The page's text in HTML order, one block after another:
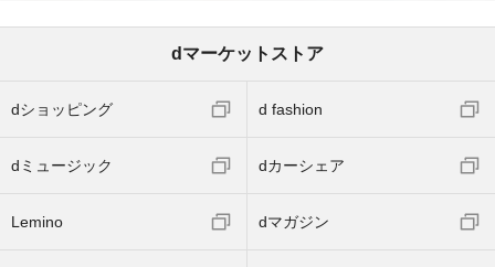
dマーケットストア
dショッピング d fashion
dミュージック dカーシェア
Lemino dマガジン